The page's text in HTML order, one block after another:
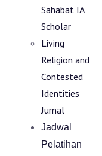
Sahabat IA
Scholar
Living
Religion and
Contested
Identities
Jurnal
Jadwal
Pelatihan